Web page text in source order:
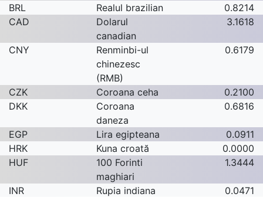
BRL Realul brazilian
0.8214
CAD
Dolarul
canadian
3.1618
CNY
Renminbi-ul
chinezesc
(RMB)
0.6179
CZK Coroana ceha
0.2100
DKK
Coroana
daneza
0.6816
EGP Lira egipteana
0.0911
HRK
Kuna croată
0.0000
HUF
100 Forinti
maghiari
1.3444
INR Rupia indiana
0.0471